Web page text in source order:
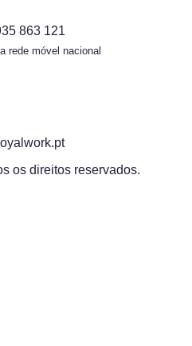
863 121
rede móvel nacional
os direitos reservados.